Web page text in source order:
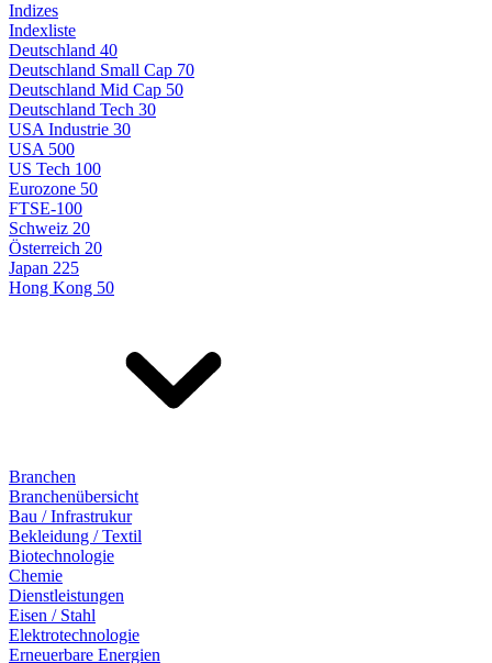
Indizes
Indexliste
Deutschland 40
Deutschland Small Cap 70
Deutschland Mid Cap 50
Deutschland Tech 30
USA Industrie 30
USA 500
US Tech 100
Eurozone 50
FTSE-100
Schweiz 20
Österreich 20
Japan 225
Hong Kong 50
Branchen
Branchenübersicht
Bau / Infrastrukur
Bekleidung / Textil
Biotechnologie
Chemie
Dienstleistungen
Eisen / Stahl
Elektrotechnologie
Erneuerbare Energien